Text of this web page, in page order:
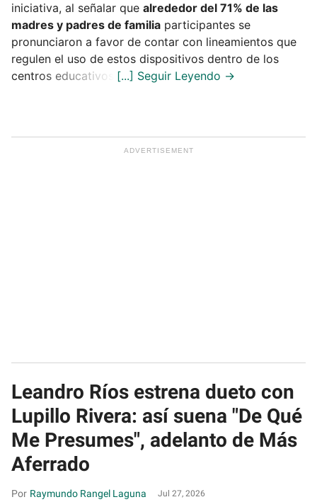
iniciativa, al señalar que alrededor del 71% de las
madres y padres de familia participantes se
pronunciaron a favor de contar con lineamientos que
regulen el uso de estos dispositivos dentro de los
centros educativos.
Leandro Ríos estrena dueto con
Lupillo Rivera: así suena "De Qué
Me Presumes", adelanto de Más
Aferrado
Raymundo Rangel Laguna Jul 27, 2026